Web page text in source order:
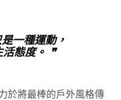
一種運動，
活態度。 ❞
於將最棒的戶外風格傳